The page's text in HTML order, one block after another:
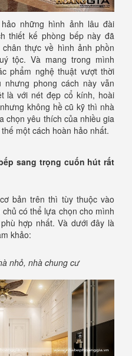
những hình ảnh lâu đài
thiết kế phòng bếp này đã
thực về hình ảnh phồn
tộc. Và mang trong mình
phẩm nghệ thuật vượt thời
phong cách này vẫn
là với nét đẹp cổ kính, hoài
không hề cũ kỹ thì nhà
chọn yêu thích của nhiều gia
một cách hoàn hảo nhất.
sang trọng cuốn hút rất
bản trên thì tùy thuộc vào
có thể lựa chọn cho mình
hợp nhất. Và dưới đây là
khảo:
nhỏ, nhà chung cư